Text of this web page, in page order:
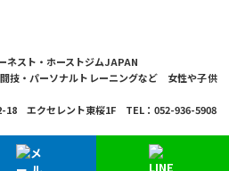
スト・ホーストジムJAPAN
技・パーソナルトレーニングなど 女性や子供
18 エクセレント東桜1F TEL：052-936-5908
Hoost Gym Japan Co.,LTD.